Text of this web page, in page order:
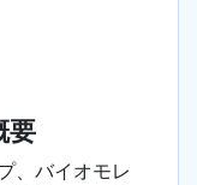
要
、バイオモレ